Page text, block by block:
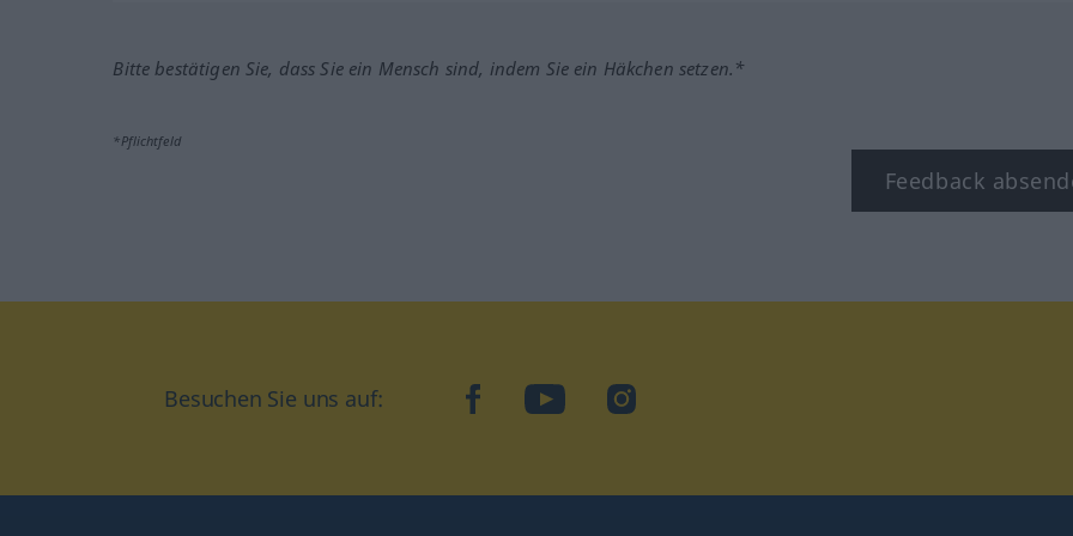
Bitte bestätigen Sie, dass Sie ein Mensch sind, indem Sie ein Häkchen setzen.*
*Pflichtfeld
Feedback
Besuchen Sie uns auf: facebookYouTubeInstagram